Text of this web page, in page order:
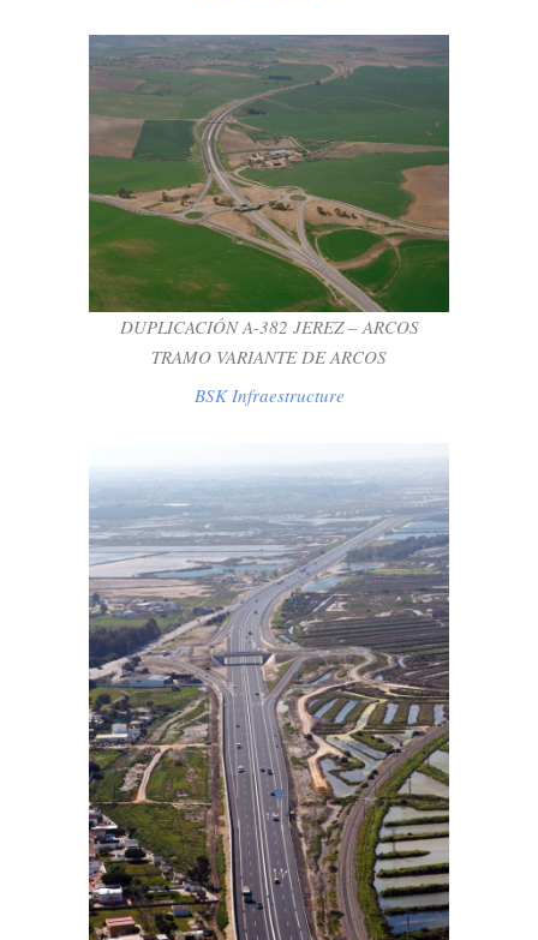
DUPLICACIÓN A-382 JEREZ – ARCOS
TRAMO VARIANTE DE ARCOS
BSK Infraestructure
DUPLICACIÓN A-382 JEREZ – ARCOS
TRAMO VARIANTE DE ARCOS
BSK Infraestructure
DUPLICACIÓN N-IV TRAMO FINAL DE LA
VARIANTE DE PUERTO REAL – TRES
CAMINOS P.K. 664,800 AL 671,800
BSK Infraestructure